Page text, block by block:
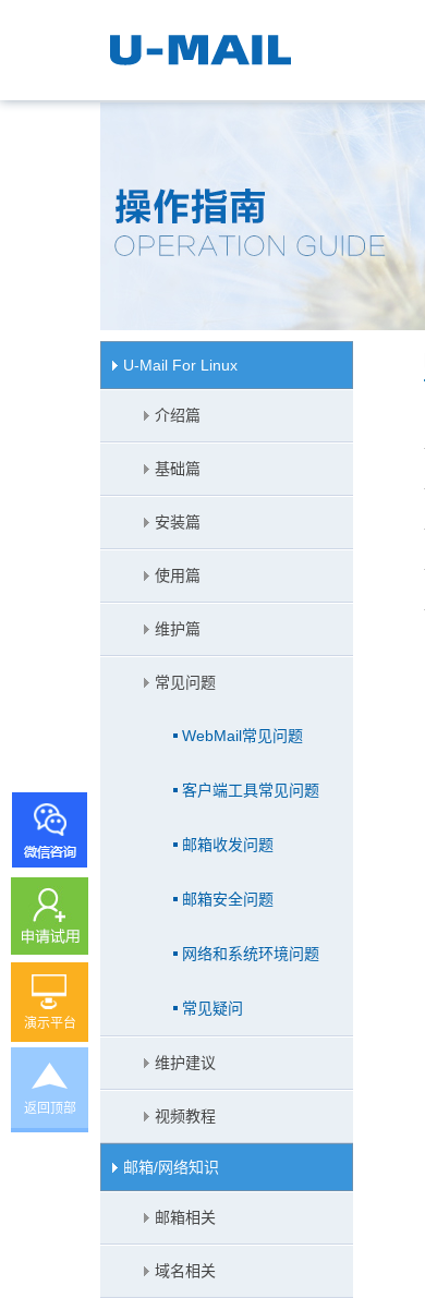
U-Mail For Linux
介绍篇
基础篇
安装篇
使用篇
维护篇
常见问题
WebMail常见问题
客户端工具常见问题
邮箱收发问题
邮箱安全问题
网络和系统环境问题
常见疑问
维护建议
视频教程
邮箱/网络知识
邮箱相关
域名相关
演示平台
返回顶部